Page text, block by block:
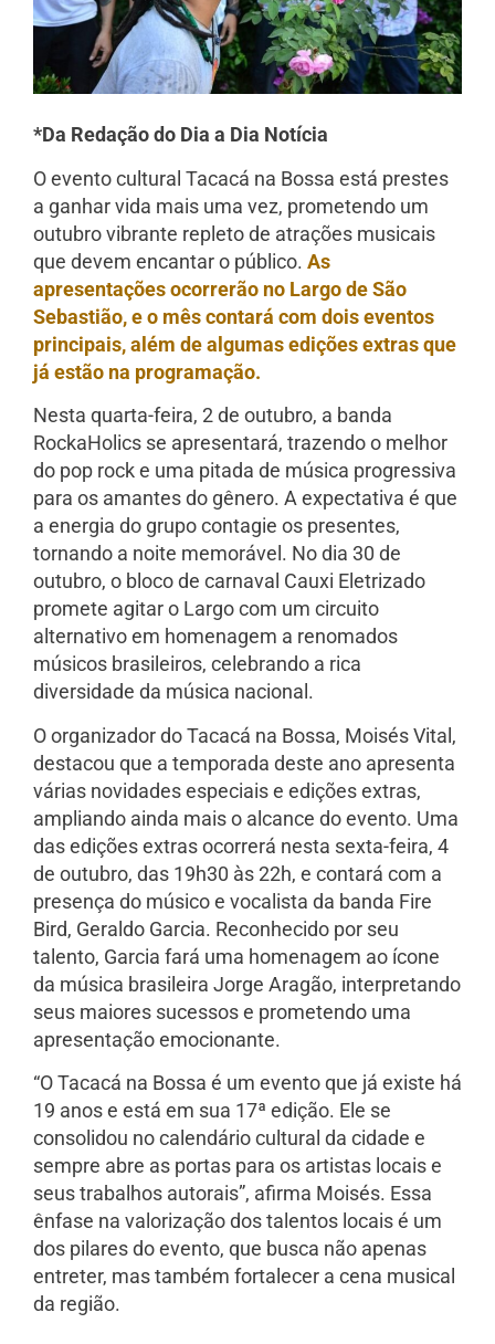
*Da Redação do Dia a Dia Notícia
O evento cultural Tacacá na Bossa está prestes
a ganhar vida mais uma vez, prometendo um
outubro vibrante repleto de atrações musicais
que devem encantar o público. As
apresentações ocorrerão no Largo de São
Sebastião, e o mês contará com dois eventos
principais, além de algumas edições extras que
já estão na programação.
Nesta quarta-feira, 2 de outubro, a banda
RockaHolics se apresentará, trazendo o melhor
do pop rock e uma pitada de música progressiva
para os amantes do gênero. A expectativa é que
a energia do grupo contagie os presentes,
tornando a noite memorável. No dia 30 de
outubro, o bloco de carnaval Cauxi Eletrizado
promete agitar o Largo com um circuito
alternativo em homenagem a renomados
músicos brasileiros, celebrando a rica
diversidade da música nacional.
O organizador do Tacacá na Bossa, Moisés Vital,
destacou que a temporada deste ano apresenta
várias novidades especiais e edições extras,
ampliando ainda mais o alcance do evento. Uma
das edições extras ocorrerá nesta sexta-feira, 4
de outubro, das 19h30 às 22h, e contará com a
presença do músico e vocalista da banda Fire
Bird, Geraldo Garcia. Reconhecido por seu
talento, Garcia fará uma homenagem ao ícone
da música brasileira Jorge Aragão, interpretando
seus maiores sucessos e prometendo uma
apresentação emocionante.
“O Tacacá na Bossa é um evento que já existe há
19 anos e está em sua 17ª edição. Ele se
consolidou no calendário cultural da cidade e
sempre abre as portas para os artistas locais e
seus trabalhos autorais”, afirma Moisés. Essa
ênfase na valorização dos talentos locais é um
dos pilares do evento, que busca não apenas
entreter, mas também fortalecer a cena musical
da região.